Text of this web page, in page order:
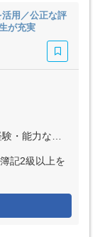
用／公正な評
が充実
円）を含む ※超過分は別途全額支給
記2級以上を